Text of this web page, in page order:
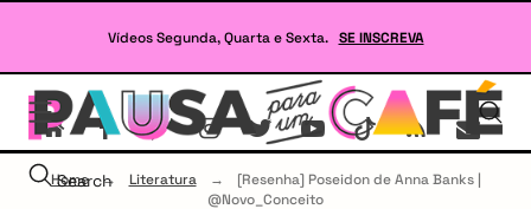
Vídeos Segunda, Quarta e Sexta. SE INSCREVA
Seu
Search
Home → Literatura →
[Resenha] Poseidon de Anna Banks |
@Novo_Conceito